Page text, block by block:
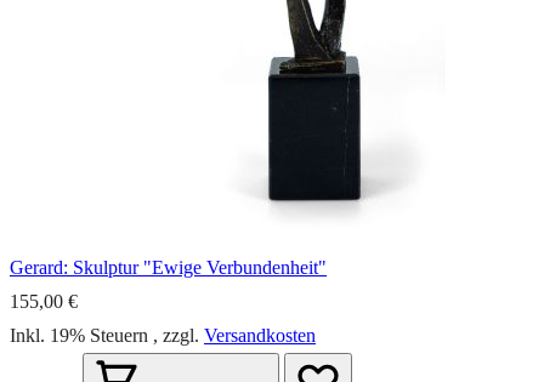
Gerard: Skulptur "Ewige Verbundenheit"
155,00 €
Inkl. 19% Steuern , zzgl. Versandkosten